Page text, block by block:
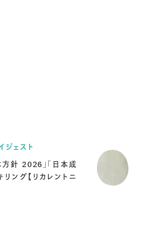
ジェスト
針 2026」「日本成
ング【リカレントニ